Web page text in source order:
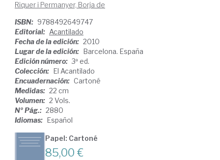
Riquer i Permanyer, Borja de
ISBN: 9788492649747
Editorial: Acantilado
Fecha de la edición: 2010
Lugar de la edición: Barcelona. España
Edición número: 3ª ed.
Colección: El Acantilado
Encuadernación: Cartoné
Medidas: 22 cm
Volumen: 2 Vols.
Nº Pág.: 2880
Idiomas: Español
Papel: Cartoné
85,00 €